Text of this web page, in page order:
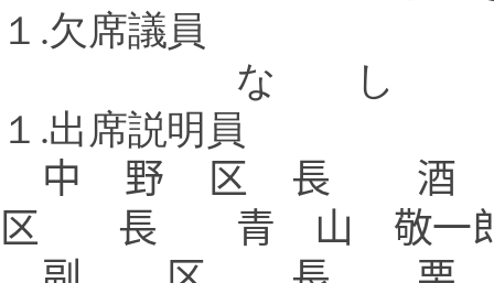
１ .欠席議員
な し
１ .出席説明員
中 野 区
区 長 青 山 敬一